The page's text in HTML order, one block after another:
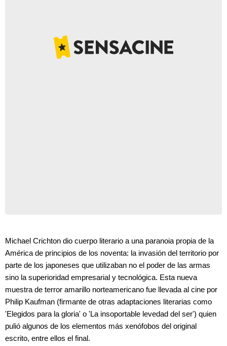
Michael Crichton dio cuerpo literario a una paranoia propia de la
América de principios de los noventa: la invasión del territorio por
parte de los japoneses que utilizaban no el poder de las armas
sino la superioridad empresarial y tecnológica. Esta nueva
muestra de terror amarillo norteamericano fue llevada al cine por
Philip Kaufman (firmante de otras adaptaciones literarias como
'Elegidos para la gloria' o 'La insoportable levedad del ser') quien
pulió algunos de los elementos más xenófobos del original
escrito, entre ellos el final.